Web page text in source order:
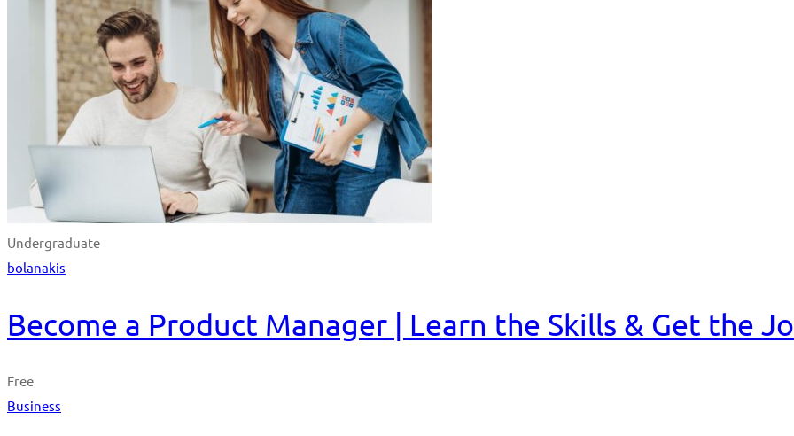
Undergraduate
bolanakis
Become a Product Manager | Learn the Skills & Get the
Free
Business